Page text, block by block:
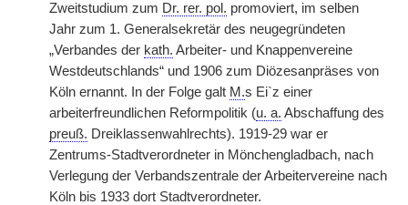
Zweitstudium zum Dr. rer. pol. promoviert, im selben
Jahr zum 1. Generalsekretär des neugegründeten
„Verbandes der kath. Arbeiter- und Knappenvereine
Westdeutschlands“ und 1906 zum Diözesanpräses von
Köln ernannt. In der Folge galt M.s Ei`z einer
arbeiterfreundlichen Reformpolitik (u. a. Abschaffung des
preuß. Dreiklassenwahlrechts). 1919-29 war er
Zentrums-Stadtverordneter in Mönchengladbach, nach
Verlegung der Verbandszentrale der Arbeitervereine nach
Köln bis 1933 dort Stadtverordneter.